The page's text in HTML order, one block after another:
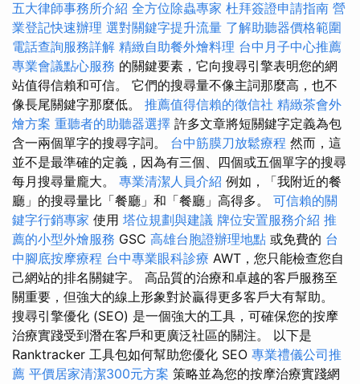
五大律師事務所介紹 全方位除蟲專家 杜拜簽證申請指南 營
業登記快速辦理 選對關鍵字提升流量 了解助聽器價格範圍
電話查詢服務詳解 精緻自助餐外燴料理 台中月子中心推薦
專業會議點心服務 的關鍵要素，它向搜尋引擎表明您的網
站值得信賴和可信。 它們的搜尋量不像主詞那麼高，也不
像長尾關鍵字那麼低。 推薦值得信賴的徵信社 精緻茶會外
燴方案 重聽者的助聽器選擇 許多文章將短關鍵字定義為包
含一兩個單字的搜尋字詞。 台中筋膜刀放鬆療程 然而，這
並不是最準確的定義，因為有三個、四個或五個單字的搜尋
每月搜尋量龐大。 專業清潔人員介紹 例如，「我附近的餐
廳」的搜尋量比「餐廳」和「餐廳」高得多。 可信賴的關
鍵字行銷專家 使用 塔位規劃與建議 牌位安置服務介紹 推
薦的小型外燴服務 GSC 高雄台胞證辦理地點 或免費的 台
中腳底按摩療程 台中專業眼科診療 AWT，您只能檢查您自
己網站的排名關鍵字。 高品質的治療和卓越的客戶服務至
關重要，但強大的線上形象對於贏得更多客戶大有幫助。
搜尋引擎優化 (SEO) 是一個強大的工具，可確保您的按摩
治療實踐受到潛在客戶和更廣泛社區的關注。 以下是
Ranktracker 工具包如何幫助您優化 SEO 專業禮儀公司推
薦 平價居家清潔300元方案 策略並為您的按摩治療實踐網